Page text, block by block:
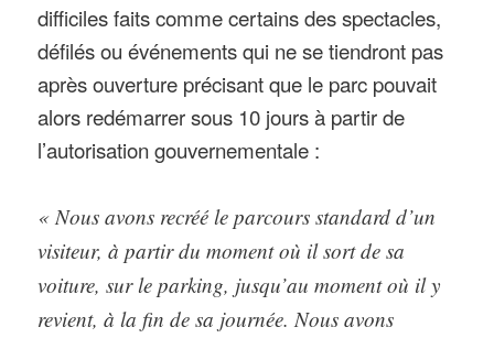
difficiles faits comme certains des spectacles,
défilés ou événements qui ne se tiendront pas
après ouverture précisant que le parc pouvait
alors redémarrer sous 10 jours à partir de
l’autorisation gouvernementale :
« Nous avons recréé le parcours standard d’un
visiteur, à partir du moment où il sort de sa
voiture, sur le parking, jusqu’au moment où il y
revient, à la fin de sa journée. Nous avons